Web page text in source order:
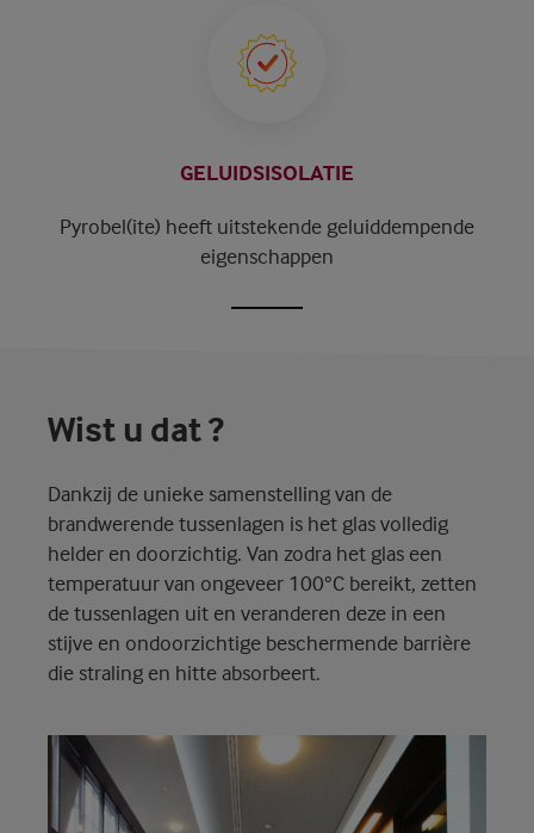
GELUIDSISOLATIE
Pyrobel(ite) heeft uitstekende geluiddempende
eigenschappen
Wist u dat ?
Dankzij de unieke samenstelling van de
brandwerende tussenlagen is het glas volledig
helder en doorzichtig. Van zodra het glas een
temperatuur van ongeveer 100°C bereikt, zetten
de tussenlagen uit en veranderen deze in een
stijve en ondoorzichtige beschermende barrière
die straling en hitte absorbeert.